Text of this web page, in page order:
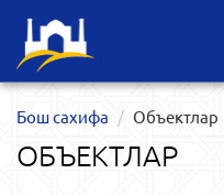
Бош сахифа Объектлар
ОБЪЕКТЛАР